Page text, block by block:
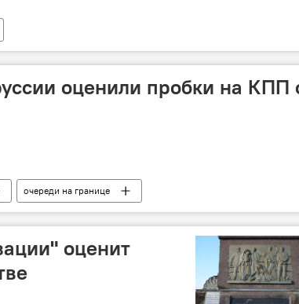
оценили пробки на КПП
очереди на границе
оценит